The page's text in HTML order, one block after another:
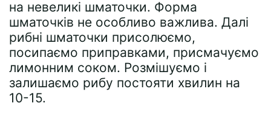
на невеликі шматочки. Форма
шматочків не особливо важлива. Далі
рибні шматочки присолюємо,
посипаємо приправками, присмачуємо
лимонним соком. Розмішуємо і
залишаємо рибу постояти хвилин на
10-15.